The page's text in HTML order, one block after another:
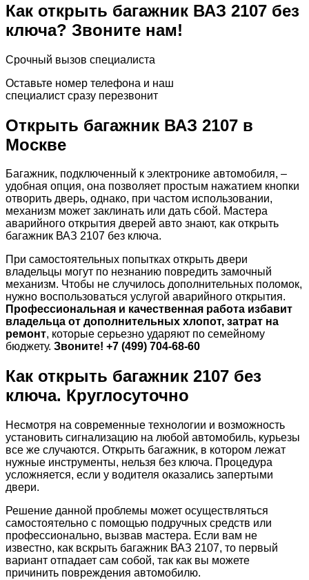
Как открыть багажник ВАЗ 2107 без
ключа? Звоните нам!
Срочный вызов специалиста
Оставьте номер телефона и наш
специалист сразу перезвонит
Открыть багажник ВАЗ 2107 в
Москве
Багажник, подключенный к электронике автомобиля, –
удобная опция, она позволяет простым нажатием кнопки
отворить дверь, однако, при частом использовании,
механизм может заклинать или дать сбой. Мастера
аварийного открытия дверей авто знают, как открыть
багажник ВАЗ 2107 без ключа.
При самостоятельных попытках открыть двери
владельцы могут по незнанию повредить замочный
механизм. Чтобы не случилось дополнительных поломок,
нужно воспользоваться услугой аварийного открытия.
Профессиональная и качественная работа избавит
владельца от дополнительных хлопот, затрат на
ремонт, которые серьезно ударяют по семейному
бюджету. Звоните! +7 (499) 704-68-60
Как открыть багажник 2107 без
ключа. Круглосуточно
Несмотря на современные технологии и возможность
установить сигнализацию на любой автомобиль, курьезы
все же случаются. Открыть багажник, в котором лежат
нужные инструменты, нельзя без ключа. Процедура
усложняется, если у водителя оказались запертыми
двери.
Решение данной проблемы может осуществляться
самостоятельно с помощью подручных средств или
профессионально, вызвав мастера. Если вам не
известно, как вскрыть багажник ВАЗ 2107, то первый
вариант отпадает сам собой, так как вы можете
причинить повреждения автомобилю.